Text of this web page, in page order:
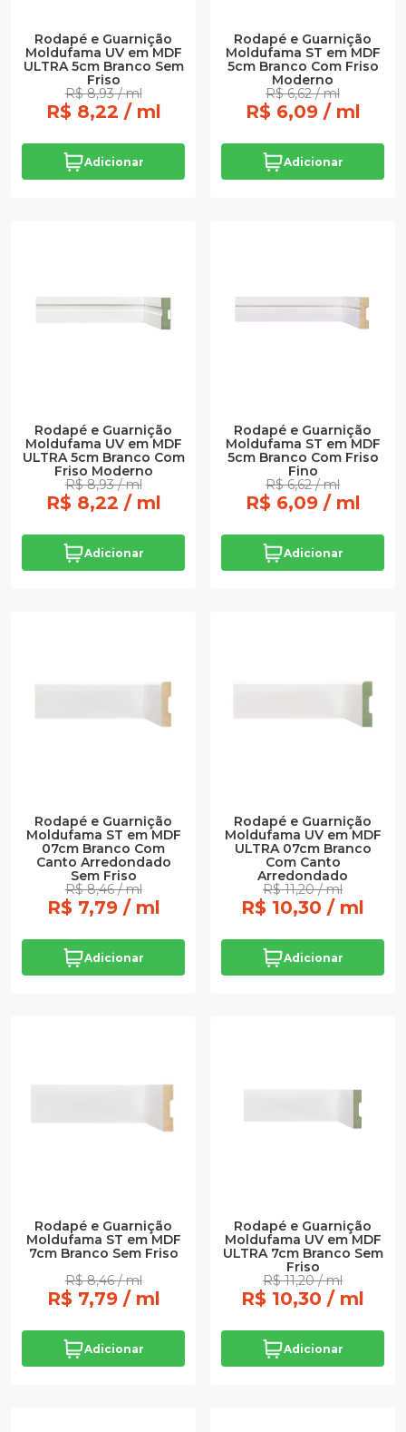
Rodapé e Guarnição
Moldufama UV em MDF
ULTRA 5cm Branco Sem
Friso
R$ 8,93 / ml
R$ 8,22 / ml
Adicionar
Rodapé e Guarnição
Moldufama ST em MDF
5cm Branco Com Friso
Moderno
R$ 6,62 / ml
R$ 6,09 / ml
Adicionar
Rodapé e Guarnição
Moldufama UV em MDF
ULTRA 5cm Branco Com
Friso Moderno
R$ 8,93 / ml
R$ 8,22 / ml
Adicionar
Rodapé e Guarnição
Moldufama ST em MDF
5cm Branco Com Friso
Fino
R$ 6,62 / ml
R$ 6,09 / ml
Adicionar
Rodapé e Guarnição
Moldufama ST em MDF
07cm Branco Com
Canto Arredondado
Sem Friso
R$ 8,46 / ml
R$ 7,79 / ml
Adicionar
Rodapé e Guarnição
Moldufama UV em MDF
ULTRA 07cm Branco
Com Canto
Arredondado
R$ 11,20 / ml
R$ 10,30 / ml
Adicionar
Rodapé e Guarnição
Moldufama ST em MDF
7cm Branco Sem Friso
R$ 8,46 / ml
R$ 7,79 / ml
Adicionar
Rodapé e Guarnição
Moldufama UV em MDF
ULTRA 7cm Branco Sem
Friso
R$ 11,20 / ml
R$ 10,30 / ml
Adicionar